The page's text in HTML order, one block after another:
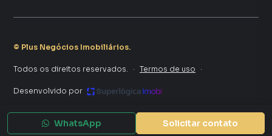
WhatsApp Solicitar contato
© Plus Negócios Imobiliários.
Todos os direitos reservados. · Termos de uso ·
Desenvolvido por